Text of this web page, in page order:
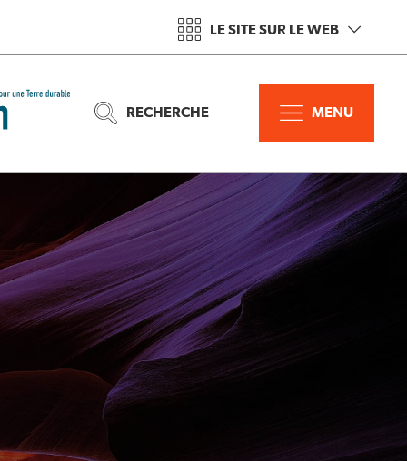
LE SITE SUR LE WEB
RECHERCHE MENU